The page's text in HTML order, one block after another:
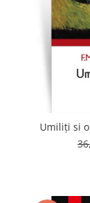
Umiliți si